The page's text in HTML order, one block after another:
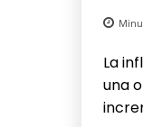
La
una